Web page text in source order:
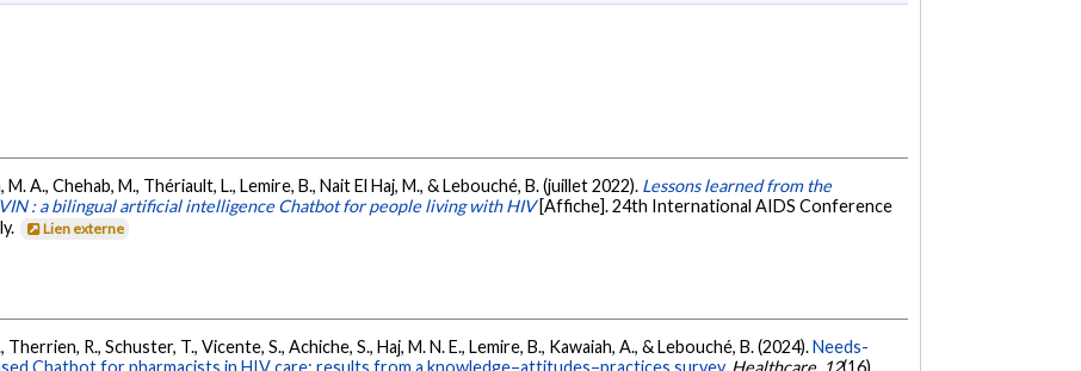
M. A., Chehab, M., Thériault, L., Lemire, B., Nait El Haj, M., & Lebouché, B. (juillet 2022). Lessons learned from the
: a bilingual artificial intelligence Chatbot for people living with HIV [Affiche]. 24th International AIDS Conference
Lien externe
Therrien, R., Schuster, T., Vicente, S., Achiche, S., Haj, M. N. E., Lemire, B., Kawaiah, A., & Lebouché, B. (2024).Needs-
Chatbot for pharmacists in HIV care: results from a knowledge–attitudes–practices survey. Healthcare, 12(16),